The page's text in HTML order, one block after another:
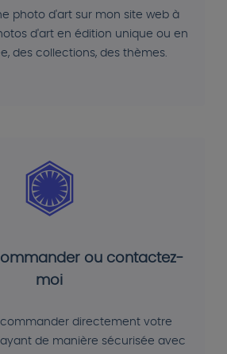
photo d'art sur mon site web à
d'art en édition unique ou en
des collections, des thèmes.
ou contactez-
moi
commander directement votre
de manière sécurisée avec